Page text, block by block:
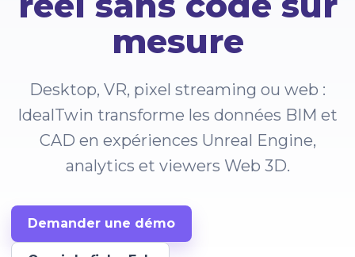
mesure
Desktop, VR, pixel streaming ou web :
IdealTwin transforme les données BIM et
CAD en expériences Unreal Engine,
analytics et viewers Web 3D.
Demander une démo